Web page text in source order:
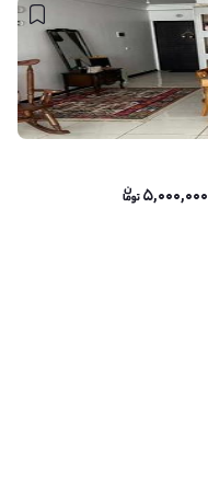
۵,۰۰۰,۰۰۰